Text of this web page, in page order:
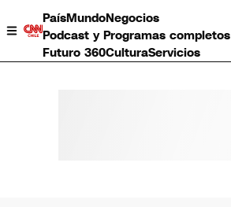
PaísMundoNegocios
Podcast y Programas completos
Futuro 360CulturaServicios